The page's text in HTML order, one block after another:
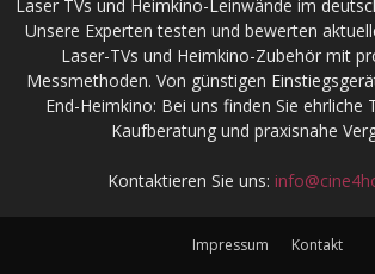
Laser TVs und Heimkino-Leinwände im
Unsere Experten testen und bewerten
Laser-TVs und Heimkino-Zubehör mit
Messmethoden. Von günstigen
End-Heimkino: Bei uns finden Sie ehrliche
Kaufberatung und praxisnahe
Kontaktieren Sie uns:
Impressum Kontakt